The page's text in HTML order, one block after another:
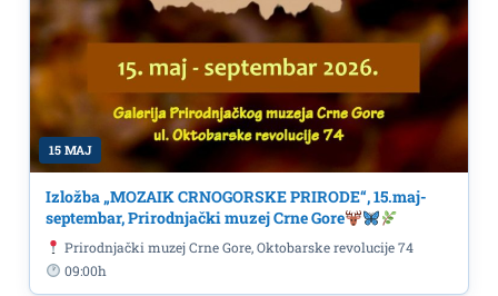
15 MAJ
Izložba „MOZAIK CRNOGORSKE PRIRODE“, 15.maj-
septembar, Prirodnjački muzej Crne Gore
Prirodnjački muzej Crne Gore, Oktobarske revolucije 74
09:00h